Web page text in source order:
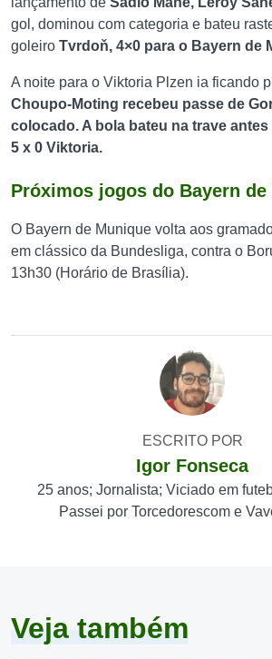
gol, dominou com categoria e bateu
goleiro Tvrdoň, 4×0 para o Bayern de
A noite para o Viktoria Plzen ia ficando
Choupo-Moting recebeu passe de
colocado. A bola bateu na trave
5 x 0 Viktoria.
Próximos jogos do Bayern de
O Bayern de Munique volta aos
em clássico da Bundesliga, contra o
13h30 (Horário de Brasília).
ESCRITO POR
Igor Fonseca
25 anos; Jornalista; Viciado em
Passei por Torcedorescom e
Veja também